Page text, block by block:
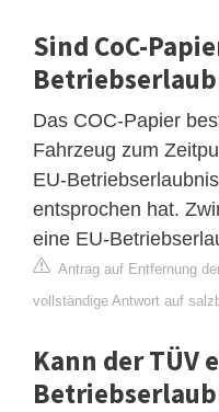
Sind CoC-
Das COC-Papier
Fahrzeug zum
EU-
entsprochen hat.
eine EU-
Antrag auf Entfernung
vollständige Antwort auf
Kann der TÜV